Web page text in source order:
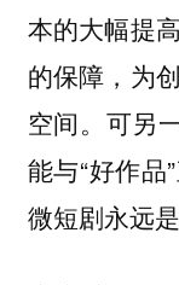
本的大幅提
的保障，为
空间。可另
能与“好作品
微短剧永远